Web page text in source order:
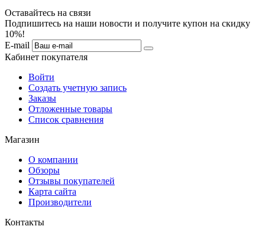
Оставайтесь на связи
Подпишитесь на наши новости и получите купон на скидку
10%!
E-mail
Кабинет покупателя
Войти
Создать учетную запись
Заказы
Отложенные товары
Список сравнения
Магазин
О компании
Обзоры
Отзывы покупателей
Карта сайта
Производители
Контакты